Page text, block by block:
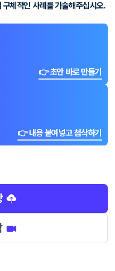
체적인 사례를 기술해주십시오.
👉 초안 바로 만들기
👉 내용 붙여넣고 첨삭하기